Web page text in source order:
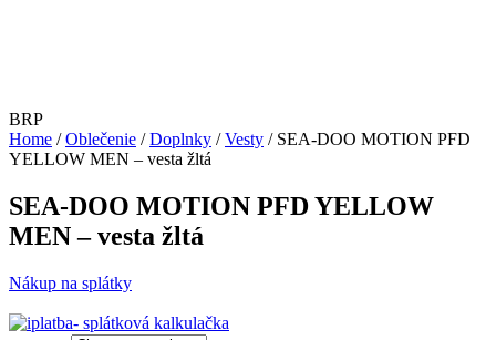
BRP
Home /Oblečenie /Doplnky /Vesty / SEA-DOO MOTION PFD
YELLOW MEN – vesta žltá
SEA-DOO MOTION PFD YELLOW
MEN – vesta žltá
Nákup na splátky